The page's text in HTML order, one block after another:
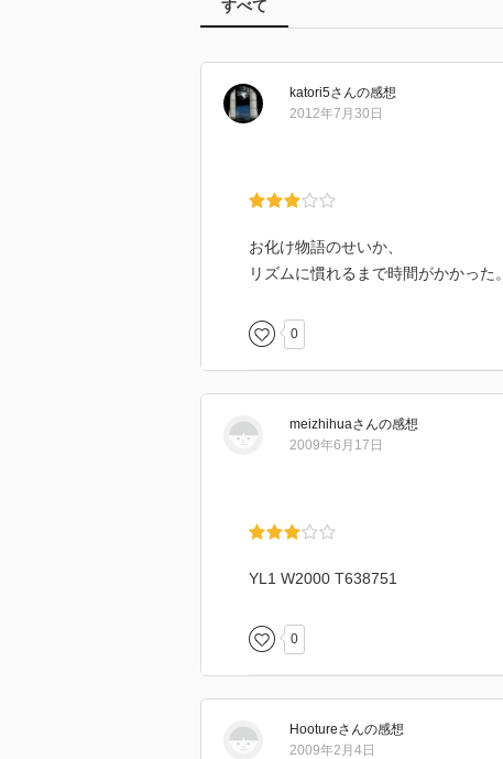
すべて
katori5さんの感想
2012年7月30日
お化け物語のせいか、
リズムに慣れるまで時間がかかった。
0
meizhihuaさんの感想
2009年6月17日
YL1 W2000 T638751
0
Hootureさんの感想
2009年2月4日